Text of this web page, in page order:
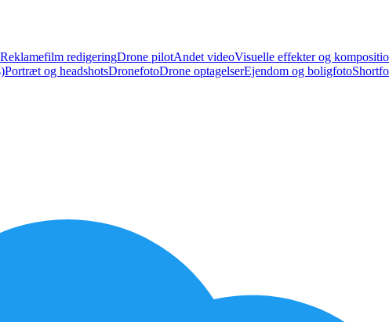
Reklamefilm redigeringDrone pilotAndet videoVisuelle effekter og
Portræt og headshotsDronefotoDrone optagelserEjendom og boligfoto